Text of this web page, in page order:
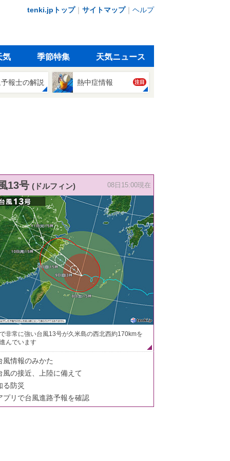
tenki.jpトップ｜ サイトマップ｜ ヘルプ
気 季節特集 天気ニュース
報士の解説 熱中症情報 注目
13号 (ドルフィン) 08日15:00現在
非常に強い台風13号が久米島の西北西約170kmを
んでいます
風情報のみかた
風の接近、上陸に備えて
る防災
プリで台風進路予報を確認